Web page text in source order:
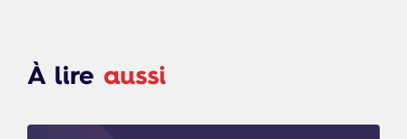
À lire aussi